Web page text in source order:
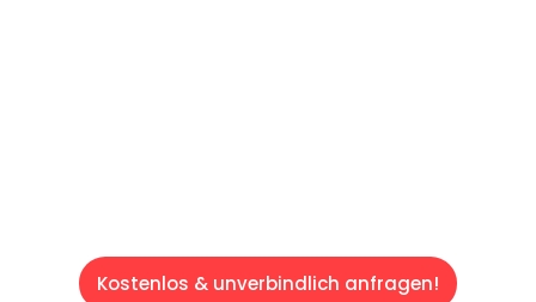
Kostenlos & unverbindlich anfragen!